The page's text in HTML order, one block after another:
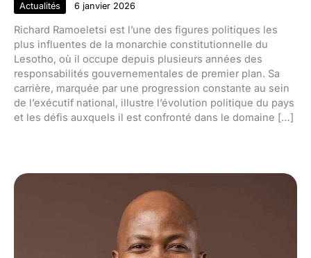
Actualités 6 janvier 2026
Richard Ramoeletsi est l’une des figures politiques les
plus influentes de la monarchie constitutionnelle du
Lesotho, où il occupe depuis plusieurs années des
responsabilités gouvernementales de premier plan. Sa
carrière, marquée par une progression constante au sein
de l’exécutif national, illustre l’évolution politique du pays
et les défis auxquels il est confronté dans le domaine […]